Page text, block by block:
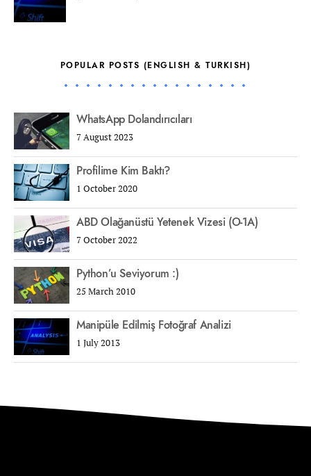
POPULAR POSTS (ENGLISH & TURKISH)
WhatsApp Dolandırıcıları
7 August 2023
Profilime Kim Baktı?
1 October 2020
ABD Olağanüstü Yetenek Vizesi (O-1A)
7 October 2022
Python’u Seviyorum :)
25 March 2010
Manipüle Edilmiş Fotoğraf Analizi
1 July 2013